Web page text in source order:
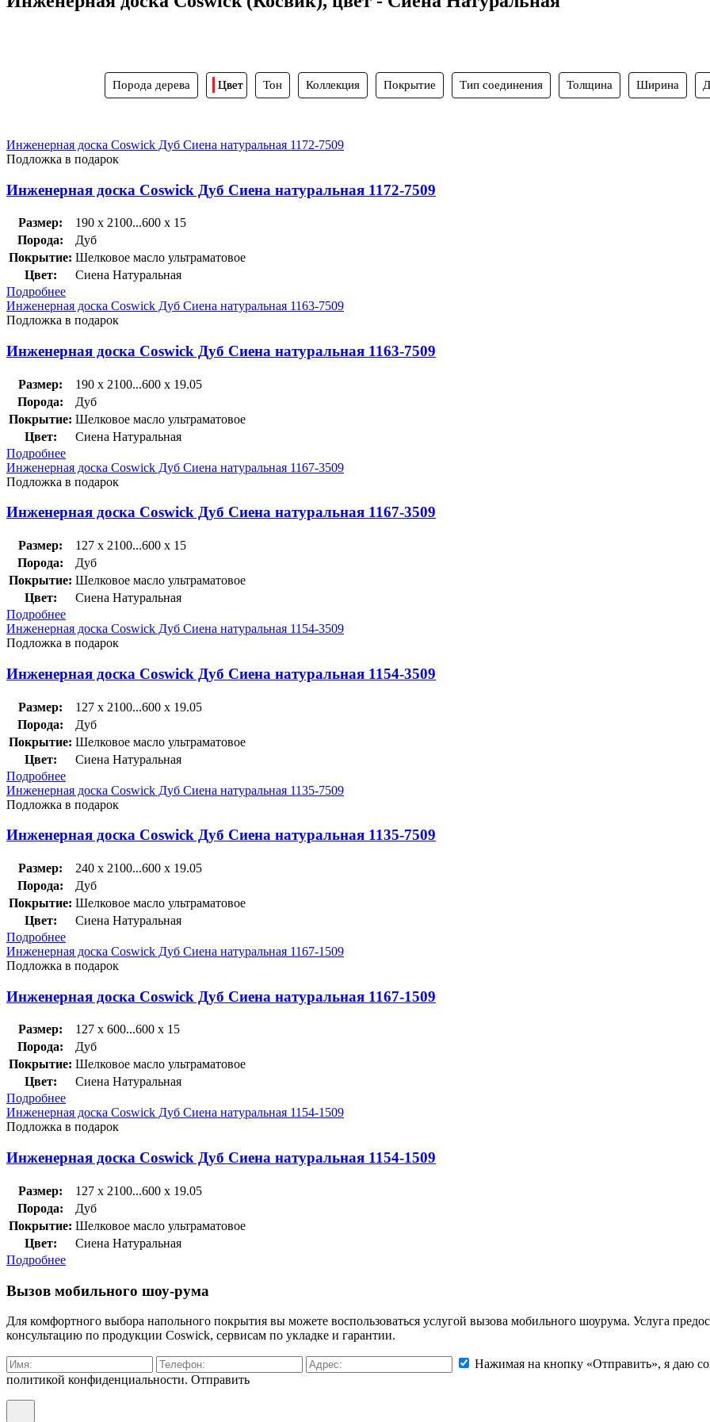
Порода дерева Цвет Тон Коллекция Покрытие Тип соединения Толщина Ширина
Инженерная доска Coswick Дуб Сиена натуральная 1172-7509
Подложка в подарок
Инженерная доска Coswick Дуб Сиена натуральная 1172-7509
Размер:
190 x 2100...600 x 15
Порода:
Дуб
Покрытие: Шелковое масло ультраматовое
Цвет:
Сиена Натуральная
Подробнее
Инженерная доска Coswick Дуб Сиена натуральная 1163-7509
Подложка в подарок
Инженерная доска Coswick Дуб Сиена натуральная 1163-7509
Размер:
190 x 2100...600 x 19.05
Порода:
Дуб
Покрытие: Шелковое масло ультраматовое
Цвет:
Сиена Натуральная
Подробнее
Инженерная доска Coswick Дуб Сиена натуральная 1167-3509
Подложка в подарок
Инженерная доска Coswick Дуб Сиена натуральная 1167-3509
Размер:
127 x 2100...600 x 15
Порода:
Дуб
Покрытие: Шелковое масло ультраматовое
Цвет:
Сиена Натуральная
Подробнее
Инженерная доска Coswick Дуб Сиена натуральная 1154-3509
Подложка в подарок
Инженерная доска Coswick Дуб Сиена натуральная 1154-3509
Размер:
127 x 2100...600 x 19.05
Порода:
Дуб
Покрытие: Шелковое масло ультраматовое
Цвет:
Сиена Натуральная
Подробнее
Инженерная доска Coswick Дуб Сиена натуральная 1135-7509
Подложка в подарок
Инженерная доска Coswick Дуб Сиена натуральная 1135-7509
Размер:
240 x 2100...600 x 19.05
Порода:
Дуб
Покрытие: Шелковое масло ультраматовое
Цвет:
Сиена Натуральная
Подробнее
Инженерная доска Coswick Дуб Сиена натуральная 1167-1509
Подложка в подарок
Инженерная доска Coswick Дуб Сиена натуральная 1167-1509
Размер:
127 x 600...600 x 15
Порода:
Дуб
Покрытие: Шелковое масло ультраматовое
Цвет:
Сиена Натуральная
Подробнее
Инженерная доска Coswick Дуб Сиена натуральная 1154-1509
Подложка в подарок
Инженерная доска Coswick Дуб Сиена натуральная 1154-1509
Размер:
127 x 2100...600 x 19.05
Порода:
Дуб
Покрытие: Шелковое масло ультраматовое
Цвет:
Сиена Натуральная
Подробнее
Вызов мобильного шоу-рума
Для комфортного выбора напольного покрытия вы можете воспользоваться услугой вызова мобильного шоурума. Услуга
консультацию по продукции Coswick, сервисам по укладке и гарантии.
Нажимая на кнопку «Отправить», я даю
политикой конфиденциальности. Отправить